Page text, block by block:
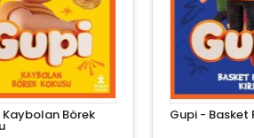
Börek Gupi - Basket